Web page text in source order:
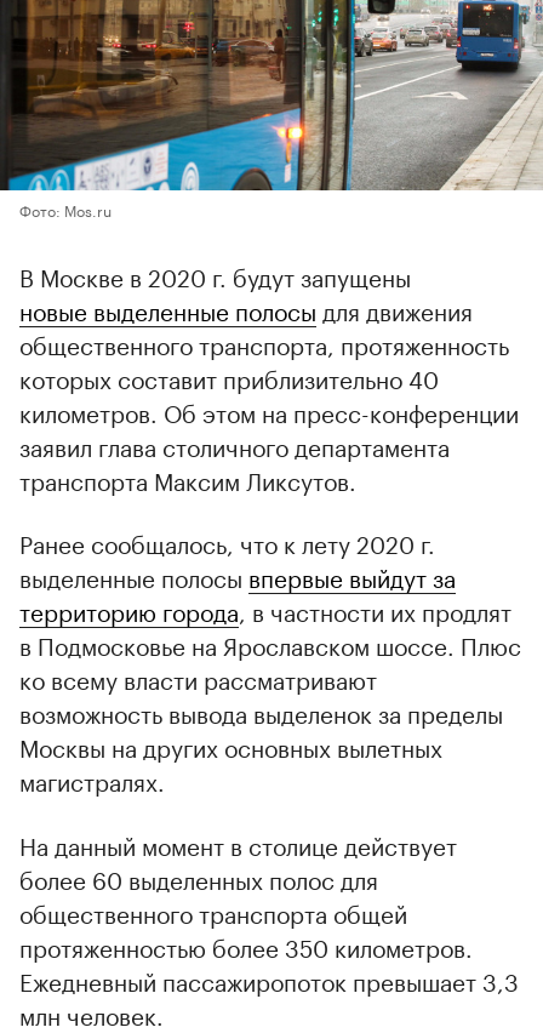
Фото: Mos.ru
В Москве в 2020 г. будут запущены
новые выделенные полосы для движения
общественного транспорта, протяженность
которых составит приблизительно 40
километров. Об этом на пресс-конференции
заявил глава столичного департамента
транспорта Максим Ликсутов.
Ранее сообщалось, что к лету 2020 г.
выделенные полосы впервые выйдут за
территорию города , в частности их продлят
в Подмосковье на Ярославском шоссе. Плюс
ко всему власти рассматривают
возможность вывода выделенок за пределы
Москвы на других основных вылетных
магистралях.
На данный момент в столице действует
более 60 выделенных полос для
общественного транспорта общей
протяженностью более 350 километров.
Ежедневный пассажиропоток превышает 3,3
млн человек.